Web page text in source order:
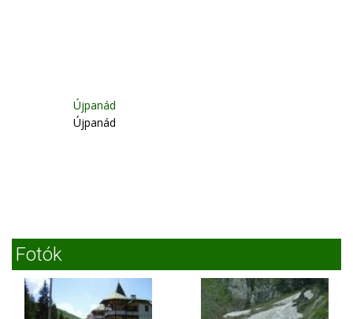
Újpanád
Újpanád
Fotók